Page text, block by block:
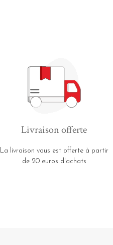
Livraison offerte
La livraison vous est offerte à partir
de 20 euros d'achats